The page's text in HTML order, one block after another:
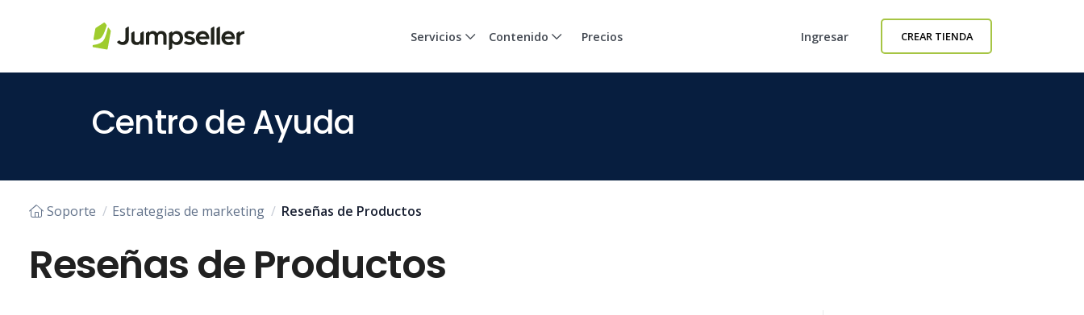
Saltar al contenido principal
Servicios Contenido Precios Ingresar CREAR TIENDA
Centro de Ayuda
Soporte Estrategias de marketing Reseñas de Productos
Reseñas de Productos